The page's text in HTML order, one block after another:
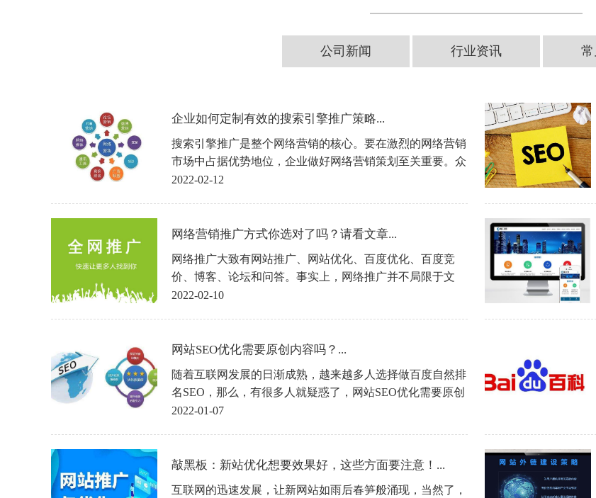
公司新闻 行业资讯
企业如何定制有效的搜索引擎推广策略...
搜索引擎推广是整个网络营销的核心。要在激烈的网络营销
市场中占据优势地位，企业做好网络营销策划至关重要。众
所周知，一个成功的营销计划只有通过创意包装才能产生其
营销、搜索营销等等。
2022-02-12
网络营销推广方式你选对了吗？请看文章...
网络推广大致有网站推广、网站优化、百度优化、百度竞
价、博客、论坛和问答。事实上，网络推广并不局限于文
本。从网络推广的角度来看，网络推广包含了上述内容。重
等新的发展方式。现代网络推广更注重提高企业营销能力。
2022-02-10
网站SEO优化需要原创内容吗？...
随着互联网发展的日渐成熟，越来越多人选择做百度自然排
名SEO，那么，有很多人就疑惑了，网站SEO优化需要原创
内容吗？答案是肯定的，原因如下
2022-01-07
敲黑板：新站优化想要效果好，这些方面要注意！...
互联网的迅速发展，让新网站如雨后春笋般涌现，当然了，